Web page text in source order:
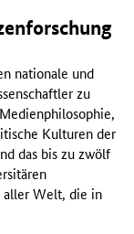
nationale und
zu
Kulturen der
das bis zu zwölf
aller Welt, die in